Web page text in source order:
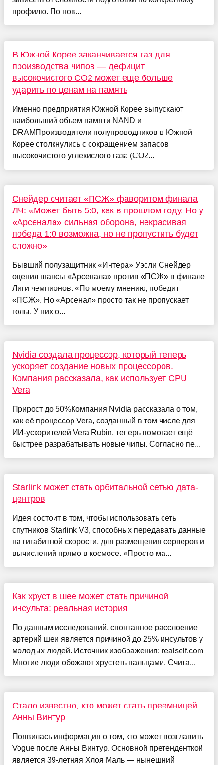
профилю. По нов...
В Южной Корее заканчивается газ для
производства чипов — дефицит
высокочистого CO2 может еще больше
ударить по ценам на память
Именно предприятия Южной Корее выпускают
наибольший объем памяти NAND и
DRAMПроизводители полупроводников в Южной
Корее столкнулись с сокращением запасов
высокочистого углекислого газа (CO2...
Снейдер считает «ПСЖ» фаворитом финала
ЛЧ: «Может быть 5:0, как в прошлом году. Но у
«Арсенала» сильная оборона, некрасивая
победа 1:0 возможна, но не пропустить будет
сложно»
Бывший полузащитник «Интера» Уэсли Снейдер
оценил шансы «Арсенала» против «ПСЖ» в финале
Лиги чемпионов. «По моему мнению, победит
«ПСЖ». Но «Арсенал» просто так не пропускает
голы. У них о...
Nvidia создала процессор, который теперь
ускоряет создание новых процессоров.
Компания рассказала, как использует CPU
Vera
Прирост до 50%Компания Nvidia рассказала о том,
как её процессор Vera, созданный в том числе для
ИИ-ускорителей Vera Rubin, теперь помогает ещё
быстрее разрабатывать новые чипы. Согласно пе...
Starlink может стать орбитальной сетью дата-
центров
Идея состоит в том, чтобы использовать сеть
спутников Starlink V3, способных передавать данные
на гигабитной скорости, для размещения серверов и
вычислений прямо в космосе. «Просто ма...
Как хруст в шее может стать причиной
инсульта: реальная история
По данным исследований, спонтанное расслоение
артерий шеи является причиной до 25% инсультов у
молодых людей. Источник изображения: realself.com
Многие люди обожают хрустеть пальцами. Счита...
Стало известно, кто может стать преемницей
Анны Винтур
Появилась информация о том, кто может возглавить
Vogue после Анны Винтур. Основной претенденткой
является 39-летняя Хлоя Маль — нынешний